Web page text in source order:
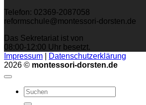
Telefon: 02369-2087058
reformschule@montessori-dorsten.de
Das Sekretariat ist von
08:00-12:00 Uhr besetzt.
Impressum
Datenschutzerklärung
2026 © montessori-dorsten.de